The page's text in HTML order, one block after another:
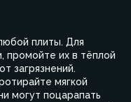
плиты. Для
промойте их в тёплой
загрязнений.
мягкой
могут поцарапать